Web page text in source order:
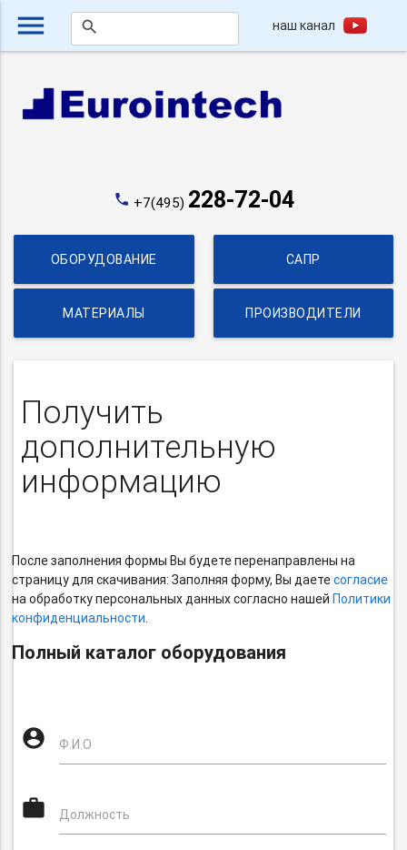
menu search наш канал
phone +7(495) 228-72-04
ОБОРУДОВАНИЕ САПР
МАТЕРИАЛЫ ПРОИЗВОДИТЕЛИ
Получить
дополнительную
информацию
После заполнения формы Вы будете перенаправлены на
страницу для скачивания: Заполняя форму, Вы даетесогласие
на обработку персональных данных согласно нашей Политики
конфиденциальности.
Полный каталог оборудования
account_circle Ф.И.О
work Должность